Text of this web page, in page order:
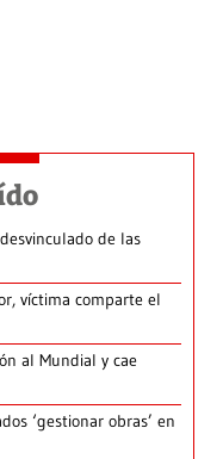
de las
víctima comparte el
al Mundial y cae
‘gestionar obras’ en